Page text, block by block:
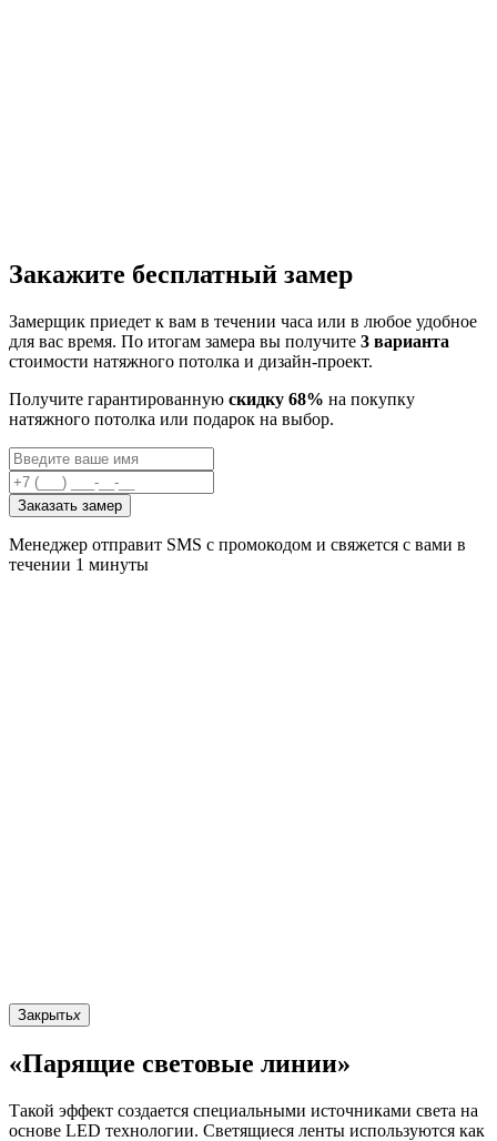
Закажите бесплатный замер
Замерщик приедет к вам в течении часа или в любое удобное
для вас время. По итогам замера вы получите 3 варианта
стоимости натяжного потолка и дизайн-проект.
Получите гарантированную скидку 68% на покупку
натяжного потолка или подарок на выбор.
Заказать замер
Менеджер отправит SMS с промокодом и свяжется с вами в
течении 1 минуты
Закрытьx
«Парящие световые линии»
Такой эффект создается специальными источниками света на
основе LED технологии. Светящиеся ленты используются как